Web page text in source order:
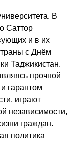
В
Саттор
и в их
с Днём
Таджикистан.
прочной
гарантом
играют
независимости,
граждан.
политика